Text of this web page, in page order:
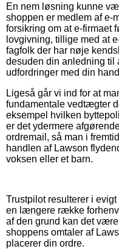
En nem løsning kunne
shoppen er medlem af e-
forsikring om at e-firmaet
lovgivning, tillige med at
fagfolk der har nøje
desuden din anledning
udfordringer med din
Ligeså går vi ind for at
fundamentale vedtægter
eksempel hvilken
er det ydermere
ordremail, så man i
handlen af Lawson
voksen eller et barn.
Trustpilot resulterer i
en længere række
af den grund kan det
shoppens omtaler af
placerer din ordre.